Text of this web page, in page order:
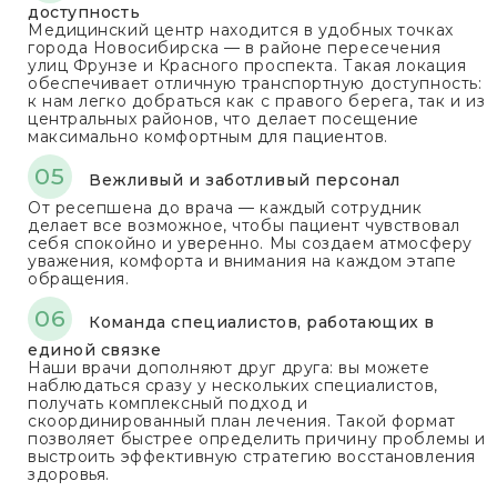
доступность
Медицинский центр находится в удобных точках
города Новосибирска — в районе пересечения
улиц Фрунзе и Красного проспекта. Такая локация
обеспечивает отличную транспортную доступность:
к нам легко добраться как с правого берега, так и из
центральных районов, что делает посещение
максимально комфортным для пациентов.
Вежливый и заботливый персонал
От ресепшена до врача — каждый сотрудник
делает все возможное, чтобы пациент чувствовал
себя спокойно и уверенно. Мы создаем атмосферу
уважения, комфорта и внимания на каждом этапе
обращения.
Команда специалистов, работающих в
единой связке
Наши врачи дополняют друг друга: вы можете
наблюдаться сразу у нескольких специалистов,
получать комплексный подход и
скоординированный план лечения. Такой формат
позволяет быстрее определить причину проблемы и
выстроить эффективную стратегию восстановления
здоровья.